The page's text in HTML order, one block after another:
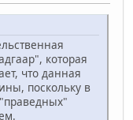
которая
что данная
поскольку в